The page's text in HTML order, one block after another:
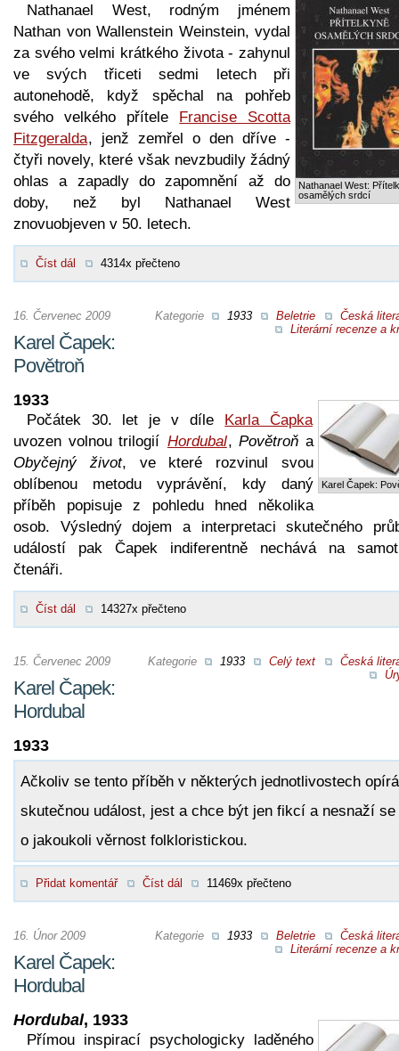
Nathanael West:
osamělých srdcí
Nathanael West, rodným jménem
Nathan von Wallenstein Weinstein, vydal
za svého velmi krátkého života - zahynul
ve svých třiceti sedmi letech při
autonehodě, když spěchal na pohřeb
svého velkého přítele Francise Scotta
Fitzgeralda, jenž zemřel o den dříve -
čtyři novely, které však nevzbudily žádný
ohlas a zapadly do zapomnění až do
doby, než byl Nathanael West
znovuobjeven v 50. letech.
Číst dál 4314x přečteno
Kategorie 1933 Beletrie
Česká
Literární recenze a
16. Červenec 2009
Karel Čapek:
Povětroň
Karel Čapek:
1933
Počátek 30. let je v díle Karla Čapka
uvozen volnou trilogií Hordubal,Povětroň a
Obyčejný život, ve které rozvinul svou
oblíbenou metodu vyprávění, kdy daný
příběh popisuje z pohledu hned několika
osob. Výsledný dojem a interpretaci skutečného
událostí pak Čapek indiferentně nechává na
čtenáři.
Číst dál 14327x přečteno
Kategorie 1933 Celý text
Česká
15. Červenec 2009
Karel Čapek:
Hordubal
1933
Ačkoliv se tento příběh v některých jednotlivostech
skutečnou událost, jest a chce být jen fikcí a nesnaží se
o jakoukoli věrnost folkloristickou.
Přidat komentář Číst dál 11469x přečteno
Kategorie 1933 Beletrie
Česká
Literární recenze a
16. Únor 2009
Karel Čapek:
Hordubal
Hordubal, 1933
Přímou inspirací psychologicky laděného